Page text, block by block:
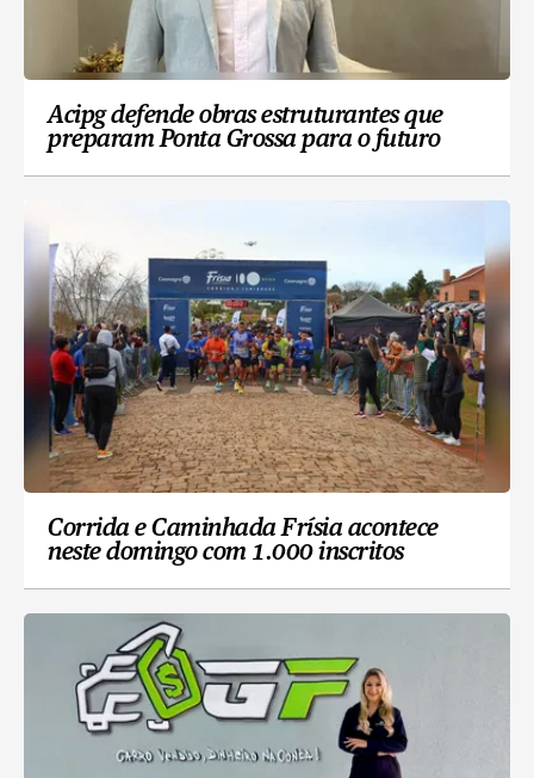
Acipg defende obras estruturantes que
preparam Ponta Grossa para o futuro
Corrida e Caminhada Frísia acontece
neste domingo com 1.000 inscritos